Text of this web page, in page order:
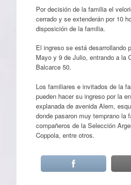
Por decisión de la familia el
cerrado y se extenderán por 10
disposición de la familia.
El ingreso se está desarrollando
Mayo y 9 de Julio, entrando a la
Balcarce 50.
Los familiares e invitados de la
pueden hacer su ingreso por la
explanada de avenida Alem,
donde pasaron muy temprano la
compañeros de la Selección
Coppola, entre otros.